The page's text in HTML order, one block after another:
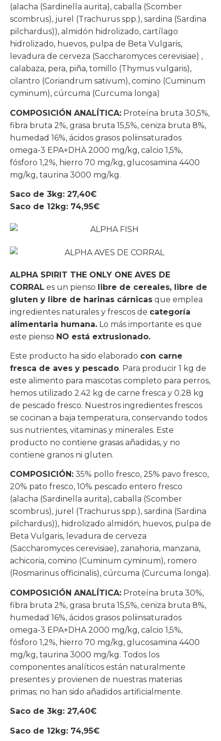
(alacha (Sardinella aurita), caballa (Scomber
scombrus), jurel (Trachurus spp.), sardina (Sardina
pilchardus)), almidón hidrolizado, cartílago
hidrolizado, huevos, pulpa de Beta Vulgaris,
levadura de cerveza (Saccharomyces cerevisiae) ,
calabaza, pera, piña, tomillo (Thymus vulgaris),
cilantro (Coriandrum sativum), comino (Cuminum
cyminum), cúrcuma (Curcuma longa)
COMPOSICIÓN ANALÍTICA: Proteína bruta 30,5%,
fibra bruta 2%, grasa bruta 15,5%, ceniza bruta 8%,
humedad 16%, ácidos grasos poliinsaturados
omega-3 EPA+DHA 2000 mg/kg, calcio 1,5%,
fósforo 1,2%, hierro 70 mg/kg, glucosamina 4400
mg/kg, taurina 3000 mg/kg.
Saco de 3kg: 27,40€
Saco de 12kg: 74,95€
ALPHA SPIRIT THE ONLY ONE AVES DE
CORRAL es un pienso libre de cereales, libre de
gluten y libre de harinas cárnicas que emplea
ingredientes naturales y frescos de categoría
alimentaria humana. Lo más importante es que
este pienso NO está extrusionado.
Este producto ha sido elaborado con carne
fresca de aves y pescado. Para producir 1 kg de
este alimento para mascotas completo para perros,
hemos utilizado 2.42 kg de carne fresca y 0.28 kg
de pescado fresco. Nuestros ingredientes frescos
se cocinan a baja temperatura, conservando todos
sus nutrientes, vitaminas y minerales. Este
producto no contiene grasas añadidas, y no
contiene granos ni gluten.
COMPOSICIÓN: 35% pollo fresco, 25% pavo fresco,
20% pato fresco, 10% pescado entero fresco
(alacha (Sardinella aurita), caballa (Scomber
scombrus), jurel (Trachurus spp.), sardina (Sardina
pilchardus)), hidrolizado almidón, huevos, pulpa de
Beta Vulgaris, levadura de cerveza
(Saccharomyces cerevisiae), zanahoria, manzana,
achicoria, comino (Cuminum cyminum), romero
(Rosmarinus officinalis), cúrcuma (Curcuma longa).
COMPOSICIÓN ANALÍTICA: Proteína bruta 30%,
fibra bruta 2%, grasa bruta 15,5%, ceniza bruta 8%,
humedad 16%, ácidos grasos poliinsaturados
omega-3 EPA+DHA 2000 mg/kg, calcio 1,5%,
fósforo 1,2%, hierro 70 mg/kg, glucosamina 4400
mg/kg, taurina 3000 mg/kg. Todos los
componentes analíticos están naturalmente
presentes y provienen de nuestras materias
primas; no han sido añadidos artificialmente.
Saco de 3kg: 27,40€
Saco de 12kg: 74,95€